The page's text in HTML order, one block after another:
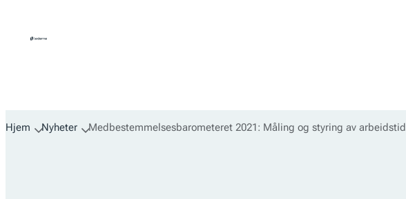
Hjem Nyheter Medbestemmelsesbarometeret 2021: Måling og styring av arbeidstid